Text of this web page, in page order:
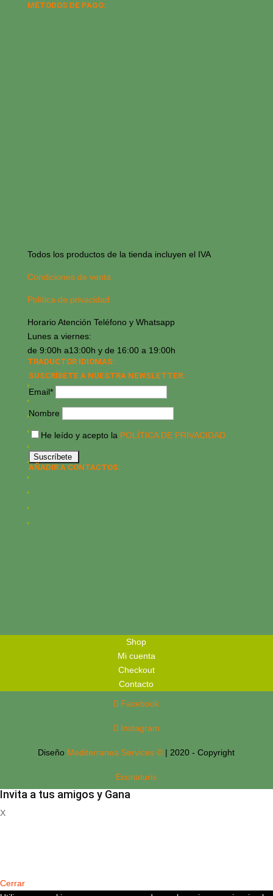
MÉTODOS DE PAGO:
Todos los productos de la tienda incluyen el IVA
Condiciones de venta
Política de privacidad
Horario Atención Teléfono y Whatsapp
Lunes a viernes:
de 9:00h a13:00h y de 16:00 a 19:00h
TRADUCTOR IDIOMAS:
SUSCRÍBETE A NUESTRA NEWSLETTER:
Email*
Nombre
He leído y acepto la POLÍTICA DE PRIVACIDAD
AÑADIR A CONTACTOS:
Shop
Mi cuenta
Checkout
Contacto
Facebook
Instagram
Diseño Mediterranea Services © | 2020 - Copyright
Econaturis
Invita a tus amigos y Gana
X
Cerrar